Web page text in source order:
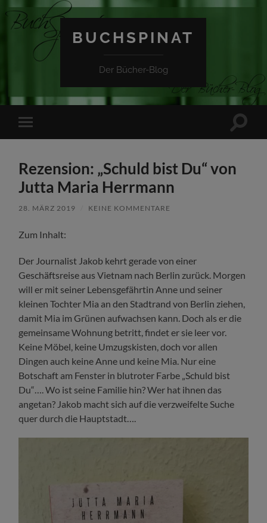
BUCHSPINAT
Der Bücher-Blog
Mobile-
Menü
Rezension: „Schuld bist Du“ von
Jutta Maria Herrmann
28. MÄRZ 2019 KEINE KOMMENTARE
Zum Inhalt:
Der Journalist Jakob kehrt gerade von einer
Geschäftsreise aus Vietnam nach Berlin zurück. Morgen
will er mit seiner Lebensgefährtin Anne und seiner
kleinen Tochter Mia an den Stadtrand von Berlin ziehen,
damit Mia im Grünen aufwachsen kann. Doch als er die
gemeinsame Wohnung betritt, findet er sie leer vor.
Keine Möbel, keine Umzugskisten, doch vor allen
Dingen auch keine Anne und keine Mia. Nur eine
Botschaft am Fenster in blutroter Farbe „Schuld bist
Du“…. Wo ist seine Familie hin? Wer hat ihnen das
angetan? Jakob macht sich auf die verzweifelte Suche
quer durch die Hauptstadt….